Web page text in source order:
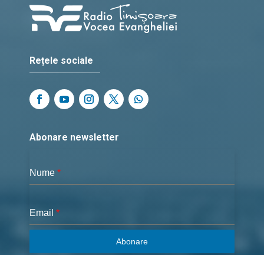
Rețele sociale
Abonare newsletter
Nume *
Email *
Abonare